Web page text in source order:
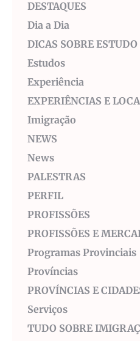
DESTAQUES
Dia a Dia
DICAS SOBRE ESTUDO
Estudos
Experiência
EXPERIÊNCIAS E
Imigração
NEWS
News
PALESTRAS
PERFIL
PROFISSÕES
PROFISSÕES E
Programas Provinciais
Províncias
PROVÍNCIAS E
Serviços
TUDO SOBRE